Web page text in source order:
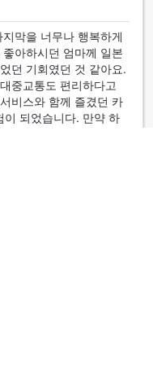
막을 너무나 행복하게
아하시던 엄마께 일본
던 기회였던 것 같아요.
중교통도 편리하다고
비스와 함께 즐겼던 카
이 되었습니다. 만약 하